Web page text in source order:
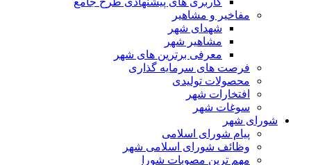
مفاخیر و مشاهیر
شهدای شهر
مشاهیر شهر
معرفی برترین های شهر
فرصت های سرمایه گذاری
محصولات تولیدی
افتخارات شهر
سوغات شهر
شورای شهر
پیام شورای اسلامی
وظائف شورای اسلامی شهر
مهم ترین مصوبات شورا